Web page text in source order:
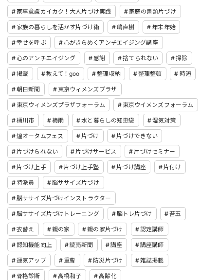
家事意識カイカク！大人片づけ実践 家庭の書類片づけ
家族の暮らしを活かす片づけ術 嶋直樹 年末年始
幸せを呼ぶ 心がきらめくアンチエイジング講座
心のアンチエイジング 感謝 捨てられない 掃除
掲載 教えて！goo 整理収納 整理整頓 時短
朝日新聞 東京ウィメンズプラザ
東京ウィメンズプラザフォーラム 東京ウイメンズフォーラム
桶川市 梅雨 水と暮らしの知恵袋 湿気対策
煌オータムフェス 片づけ 片づけできない
片づけられない 片づけサービス 片づけセミナー
片づけ上手 片づけ上手塾 片づけ講座 片付け
特派員 脳ササイズ片づけ
脳ササイズ片づけインストラクター
脳ササイズ片づけトレーニング 脳トレ片づけ 苔玉
衣替え 親の家 親の家片づけ 認定講師
認知機能向上 読売新聞 講座 講座講師
運気アップ 重曹 防災片づけ 雑誌掲載
骨格診断 高橋和子 高齢化